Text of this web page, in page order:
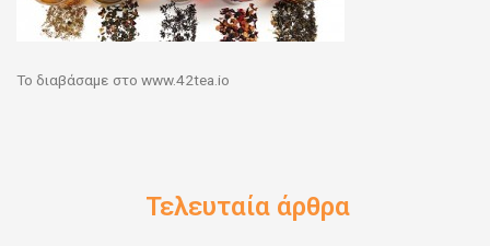
Το διαβάσαμε στο www.42tea.io
Τελευταία άρθρα